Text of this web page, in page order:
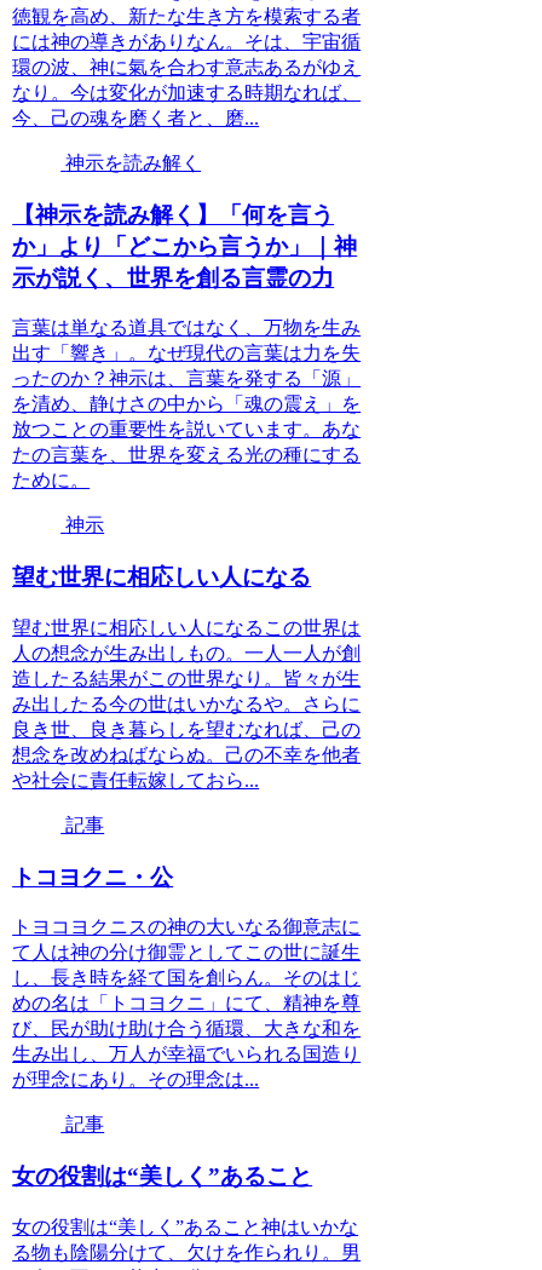
徳観を高め、新たな生き方を模索する者
には神の導きがありなん。そは、宇宙循
環の波、神に氣を合わす意志あるがゆえ
なり。今は変化が加速する時期なれば、
今、己の魂を磨く者と、磨...
神示を読み解く
【神示を読み解く】「何を言う
か」より「どこから言うか」｜神
示が説く、世界を創る言霊の力
言葉は単なる道具ではなく、万物を生み
出す「響き」。なぜ現代の言葉は力を失
ったのか？神示は、言葉を発する「源」
を清め、静けさの中から「魂の震え」を
放つことの重要性を説いています。あな
たの言葉を、世界を変える光の種にする
ために。
神示
望む世界に相応しい人になる
望む世界に相応しい人になるこの世界は
人の想念が生み出しもの。一人一人が創
造したる結果がこの世界なり。皆々が生
み出したる今の世はいかなるや。さらに
良き世、良き暮らしを望むなれば、己の
想念を改めねばならぬ。己の不幸を他者
や社会に責任転嫁しておら...
記事
トコヨクニ・公
トヨコヨクニスの神の大いなる御意志に
て人は神の分け御霊としてこの世に誕生
し、長き時を経て国を創らん。そのはじ
めの名は「トコヨクニ」にて、精神を尊
び、民が助け助け合う循環、大きな和を
生み出し、万人が幸福でいられる国造り
が理念にあり。その理念は...
記事
女の役割は“美しく”あること
女の役割は“美しく”あること神はいかな
る物も陰陽分けて、欠けを作られり。男